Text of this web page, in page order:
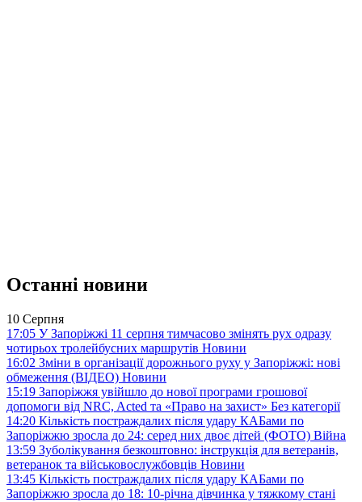
Останні новини
10 Серпня
17:05 У Запоріжжі 11 серпня тимчасово змінять рух одразу
чотирьох тролейбусних маршрутів Новини
16:02 Зміни в організації дорожнього руху у Запоріжжі: нові
обмеження (ВІДЕО) Новини
15:19 Запоріжжя увійшло до нової програми грошової
допомоги від NRC, Acted та «Право на захист» Без категорії
14:20 Кількість постраждалих після удару КАБами по
Запоріжжю зросла до 24: серед них двоє дітей (ФОТО) Війна
13:59 Зуболікування безкоштовно: інструкція для ветеранів,
ветеранок та військовослужбовців Новини
13:45 Кількість постраждалих після удару КАБами по
Запоріжжю зросла до 18: 10-річна дівчинка у тяжкому стані